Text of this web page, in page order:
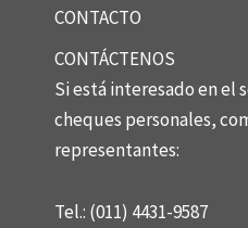
CONTACTO
CONTÁCTENOS
Si está interesado en el
cheques personales,
representantes:
Tel.: (011) 4431-9587